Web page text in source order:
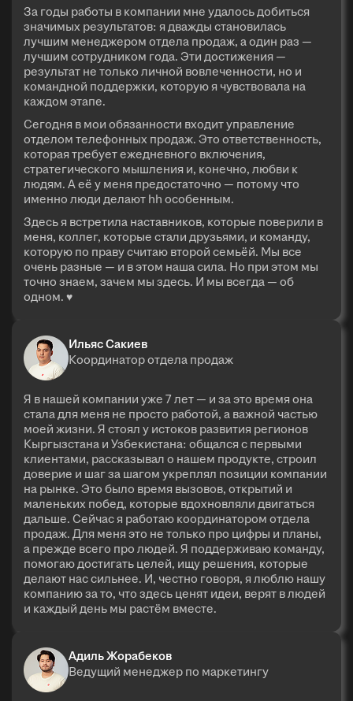
За годы работы в компании мне удалось добиться
значимых результатов: я дважды становилась
лучшим менеджером отдела продаж, а один раз —
лучшим сотрудником года. Эти достижения —
результат не только личной вовлеченности, но и
командной поддержки, которую я чувствовала на
каждом этапе.
Сегодня в мои обязанности входит управление
отделом телефонных продаж. Это ответственность,
которая требует ежедневного включения,
стратегического мышления и, конечно, любви к
людям. А её у меня предостаточно — потому что
именно люди делают hh особенным.
Здесь я встретила наставников, которые поверили в
меня, коллег, которые стали друзьями, и команду,
которую по праву считаю второй семьёй. Мы все
очень разные — и в этом наша сила. Но при этом мы
точно знаем, зачем мы здесь. И мы всегда — об
одном. ♥
Ильяс Сакиев
Координатор отдела продаж
Я в нашей компании уже 7 лет — и за это время она
стала для меня не просто работой, а важной частью
моей жизни. Я стоял у истоков развития регионов
Кыргызстана и Узбекистана: общался с первыми
клиентами, рассказывал о нашем продукте, строил
доверие и шаг за шагом укреплял позиции компании
на рынке. Это было время вызовов, открытий и
маленьких побед, которые вдохновляли двигаться
дальше. Сейчас я работаю координатором отдела
продаж. Для меня это не только про цифры и планы,
а прежде всего про людей. Я поддерживаю команду,
помогаю достигать целей, ищу решения, которые
делают нас сильнее. И, честно говоря, я люблю нашу
компанию за то, что здесь ценят идеи, верят в людей
и каждый день мы растём вместе.
Адиль Жорабеков
Ведущий менеджер по маркетингу